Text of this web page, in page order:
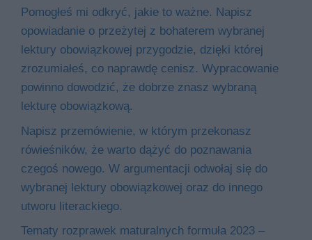
Pomogłeś mi odkryć, jakie to ważne. Napisz
opowiadanie o przeżytej z bohaterem wybranej
lektury obowiązkowej przygodzie, dzięki której
zrozumiałeś, co naprawdę cenisz. Wypracowanie
powinno dowodzić, że dobrze znasz wybraną
lekturę obowiązkową.
Napisz przemówienie, w którym przekonasz
rówieśników, że warto dążyć do poznawania
czegoś nowego. W argumentacji odwołaj się do
wybranej lektury obowiązkowej oraz do innego
utworu literackiego.
Tematy rozprawek maturalnych formuła 2023 –